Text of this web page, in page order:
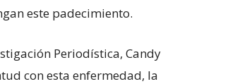
este padecimiento.
Periodística, Candy
con esta enfermedad, la